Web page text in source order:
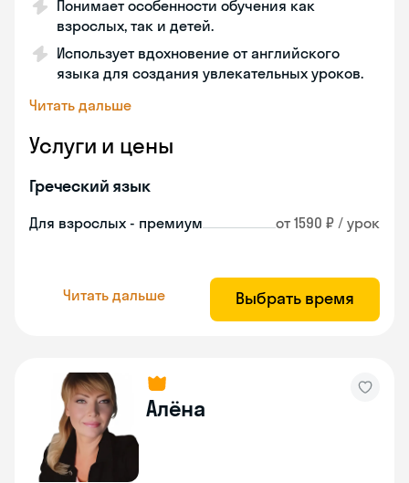
Понимает особенности обучения как
взрослых, так и детей.
Использует вдохновение от английского
языка для создания увлекательных уроков.
Читать дальше
Услуги и цены
Греческий язык
Для взрослых - премиум от 1590 ₽ / урок
Читать дальше Выбрать время
Алёна